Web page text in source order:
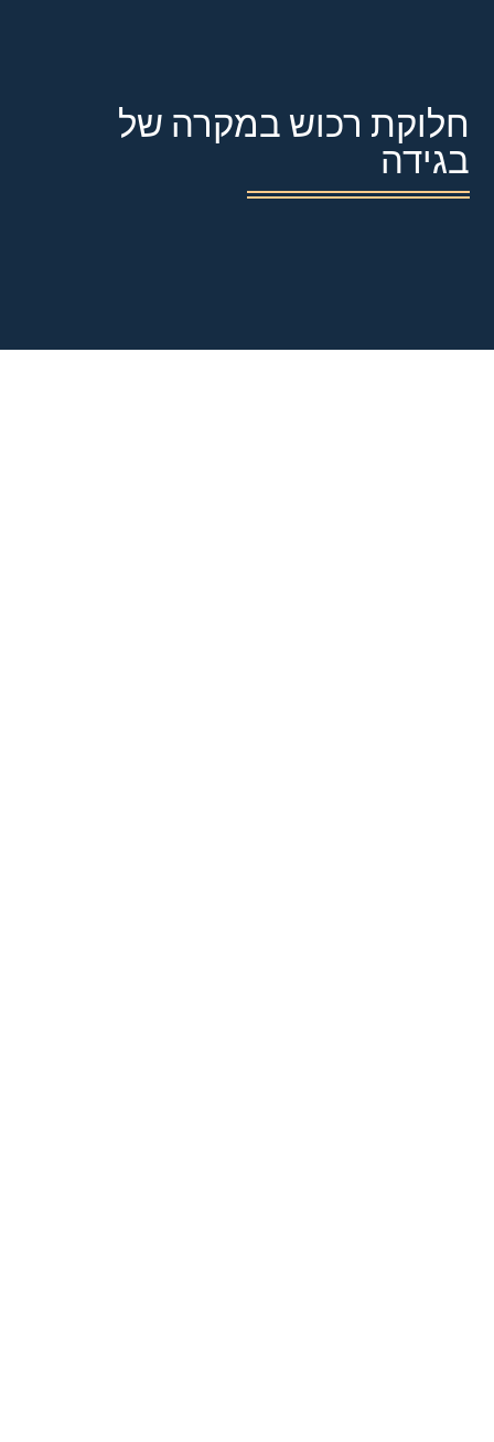
חלוקת רכוש במקרה של
בגידה